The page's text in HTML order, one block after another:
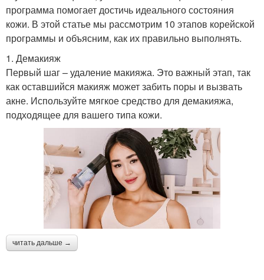
программа помогает достичь идеального состояния
кожи. В этой статье мы рассмотрим 10 этапов корейской
программы и объясним, как их правильно выполнять.
1. Демакияж
Первый шаг – удаление макияжа. Это важный этап, так
как оставшийся макияж может забить поры и вызвать
акне. Используйте мягкое средство для демакияжа,
подходящее для вашего типа кожи.
читать дальше →